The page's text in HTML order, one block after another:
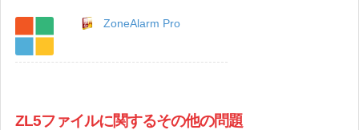
ZoneAlarm Pro
ZL5ファイルに関するその他の問題